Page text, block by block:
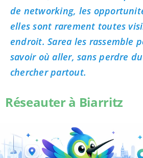
de networking, les
elles sont rarement toutes
endroit. Sarea les rassemble
savoir où aller, sans perdre
chercher partout.
Réseauter à Biarritz